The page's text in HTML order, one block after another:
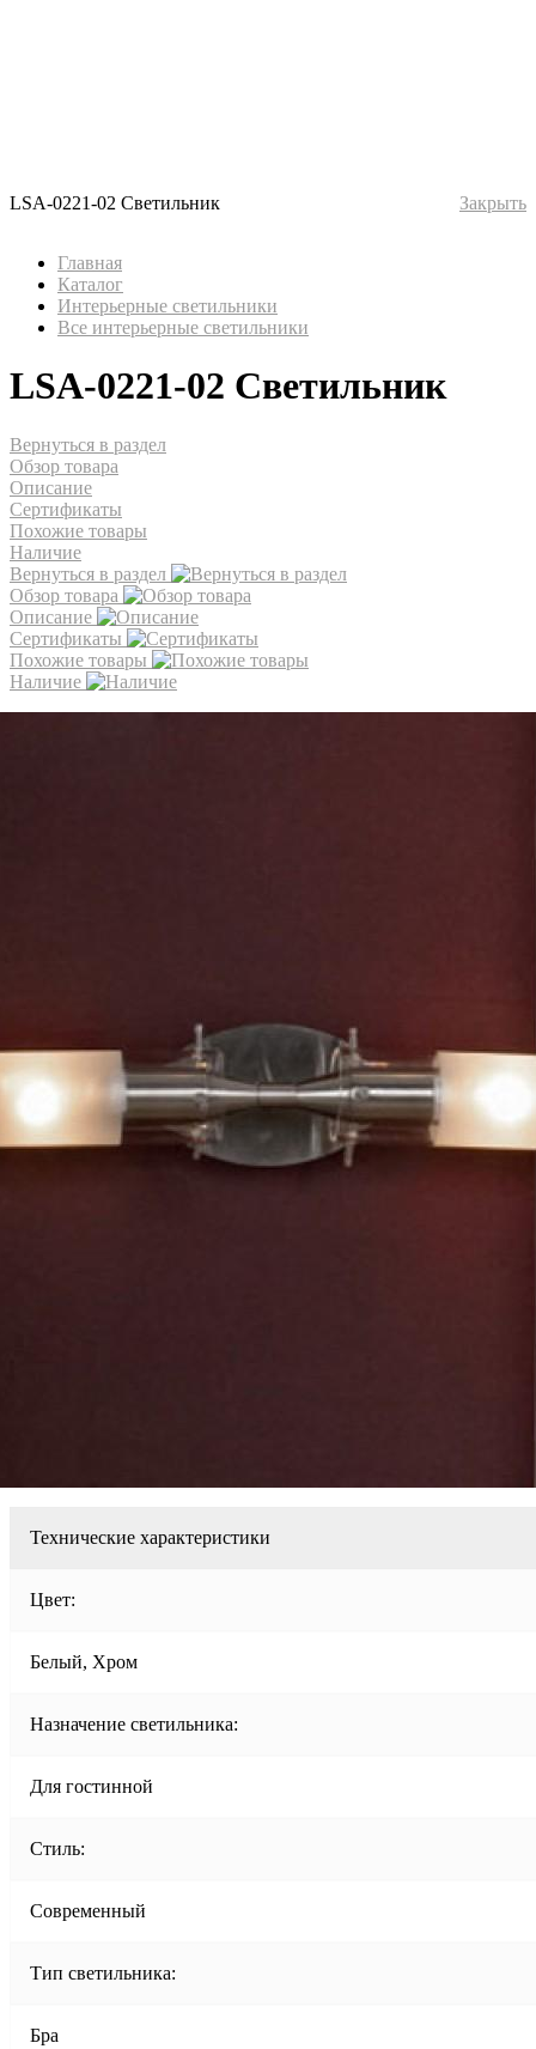
LSA-0221-02 Светильник Закрыть
Главная
Каталог
Интерьерные светильники
Все интерьерные светильники
LSA-0221-02 Светильник
Вернуться в раздел
Обзор товара
Описание
Сертификаты
Похожие товары
Наличие
Вернуться в раздел
Обзор товара
Описание
Сертификаты
Похожие товары
Наличие
Технические характеристики
Цвет:
Белый, Хром
Назначение светильника:
Для гостинной
Стиль:
Современный
Тип светильника:
Бра